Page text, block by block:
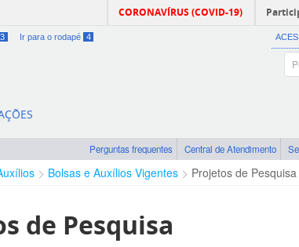
CORONAVÍRUS (COVID-19)
3 Ir para o rodapé 4
Perguntas frequentes Central de Atendimento
Bolsas e Auxílios Vigentes Projetos de Pesquisa
de Pesquisa